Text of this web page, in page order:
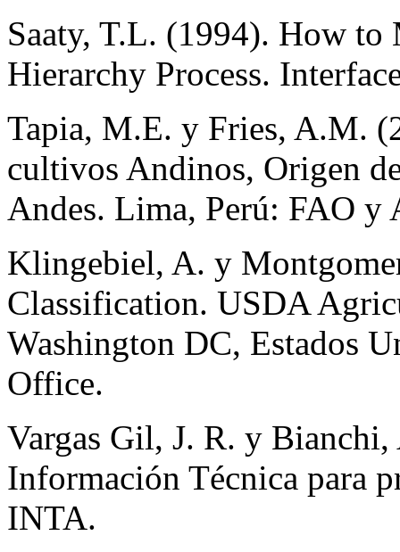
Saaty, T.L. (1994). How to
Hierarchy Process.
Tapia, M.E. y Fries, A.M.
cultivos Andinos, Origen
Andes. Lima, Perú: FAO y
Klingebiel, A. y
Classification. USDA
Washington DC, Estados
Office.
Vargas Gil, J. R. y
Información Técnica para
INTA.